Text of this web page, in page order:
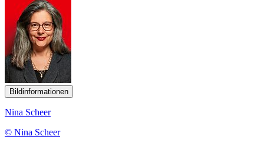
Bildinformationen
Nina Scheer
© Nina Scheer